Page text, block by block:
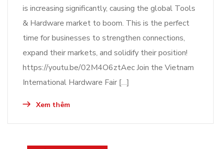
is increasing significantly, causing the global Tools
& Hardware market to boom. This is the perfect
time for businesses to strengthen connections,
expand their markets, and solidify their position!
https://youtu.be/02M4O6ztAec Join the Vietnam
International Hardware Fair […]
Xem thêm